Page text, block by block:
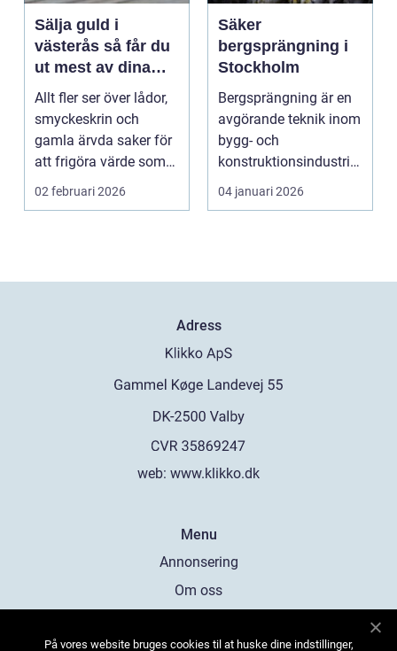
Sälja guld i
västerås så får du
ut mest av dina
smycken och mynt
Allt fler ser över lådor,
smyckeskrin och
gamla ärvda saker för
att frigöra värde som
bara ligger he...
02 februari 2026
Säker
bergsprängning i
Stockholm
Bergsprängning är en
avgörande teknik inom
bygg- och
konstruktionsindustrin.
Den anv&...
04 januari 2026
Adress
web: www.klikko.dk
Menu
Annonsering
Om oss
Kontakta oss
På vores website bruges cookies til at huske dine indstillinger,